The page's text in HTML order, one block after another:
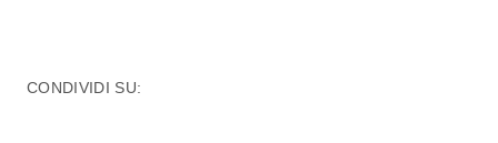
CONDIVIDI SU: